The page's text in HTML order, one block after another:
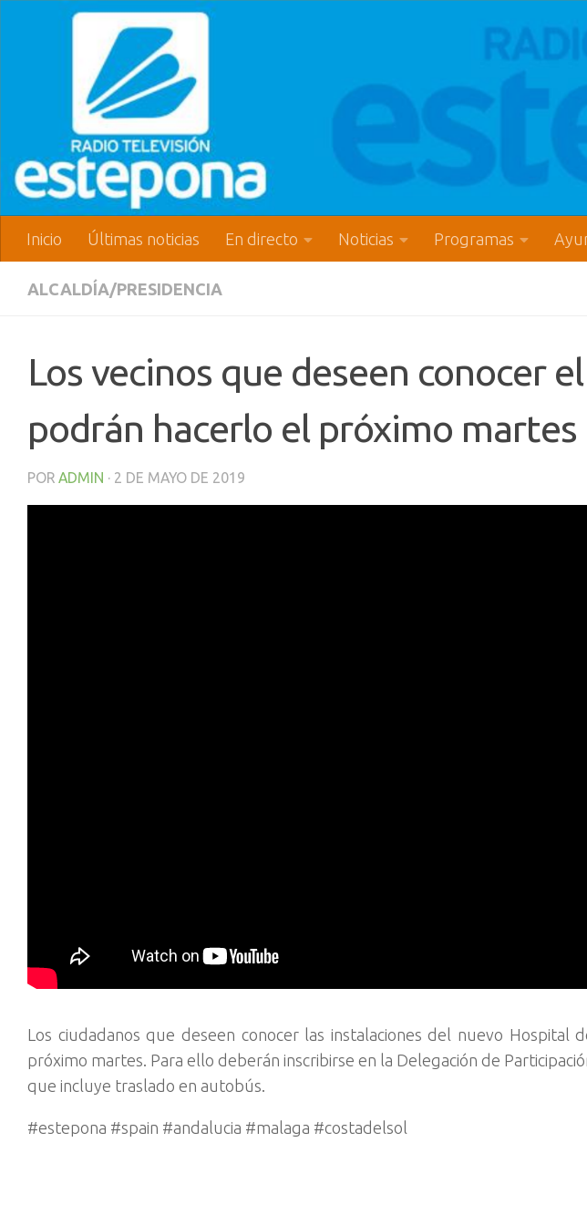
Inicio Últimas noticias En directo Noticias Programas
ALCALDÍA/PRESIDENCIA
Los vecinos que deseen conocer
podrán hacerlo el próximo martes
POR ADMIN · 2 DE MAYO DE 2019
Los ciudadanos que deseen conocer las instalaciones del nuevo Hospital
próximo martes. Para ello deberán inscribirse en la Delegación de
que incluye traslado en autobús.
#estepona #spain #andalucia #malaga #costadelsol